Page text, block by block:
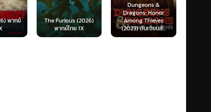
The Furious (2026)
พากย์ไทย 1X
Dungeons &
Dragons: Honor
Among Thieves
(2023) ดันเจียนส์...
Ready or Not 2: